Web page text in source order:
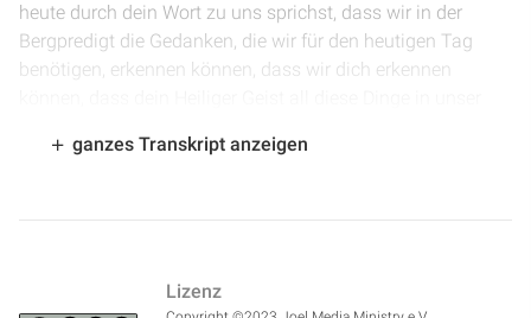
heute durch dein Wort zu uns sprichst, dass wir in der
Bergpredigt die Gedanken, die wir für den heutigen Tag
benötigen, erkennen können, dass wir dich erkennen
Predigt gehalten hat. Amen.
kann, wie er das ewige Leben erreichen kann, wie er echte
ganzes Transkript anzeigen
Lizenz